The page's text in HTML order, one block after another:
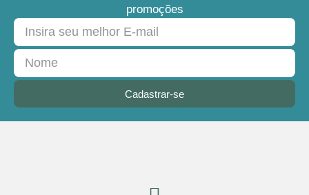
promoções
Cadastrar-se